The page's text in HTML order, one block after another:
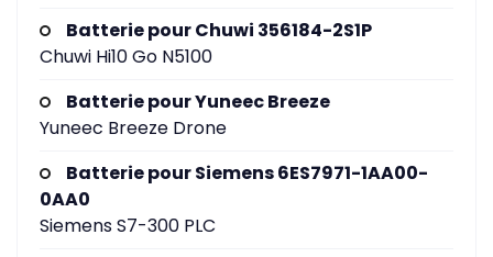
Batterie pour Chuwi 356184-2S1P
Chuwi Hi10 Go N5100
Batterie pour Yuneec Breeze
Yuneec Breeze Drone
Batterie pour Siemens 6ES7971-1AA00-
0AA0
Siemens S7-300 PLC